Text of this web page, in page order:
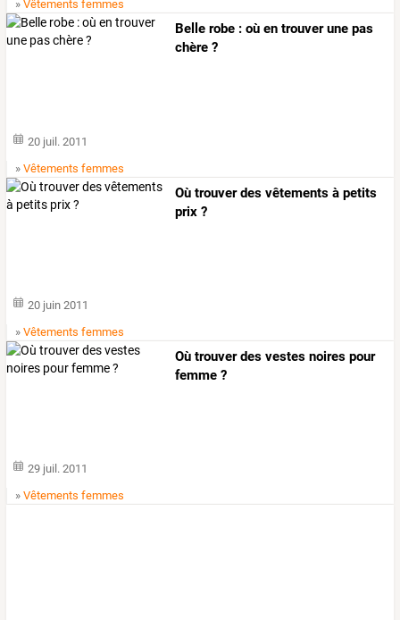
»Vêtements femmes
Belle robe : où en trouver une pas
chère ?
20 juil. 2011
»Vêtements femmes
Où trouver des vêtements à petits
prix ?
20 juin 2011
»Vêtements femmes
Où trouver des vestes noires pour
femme ?
29 juil. 2011
»Vêtements femmes